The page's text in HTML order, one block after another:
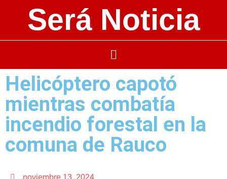
Será Noticia
Helicóptero capotó
mientras combatía
incendio forestal en la
comuna de Rauco
noviembre 13, 2024